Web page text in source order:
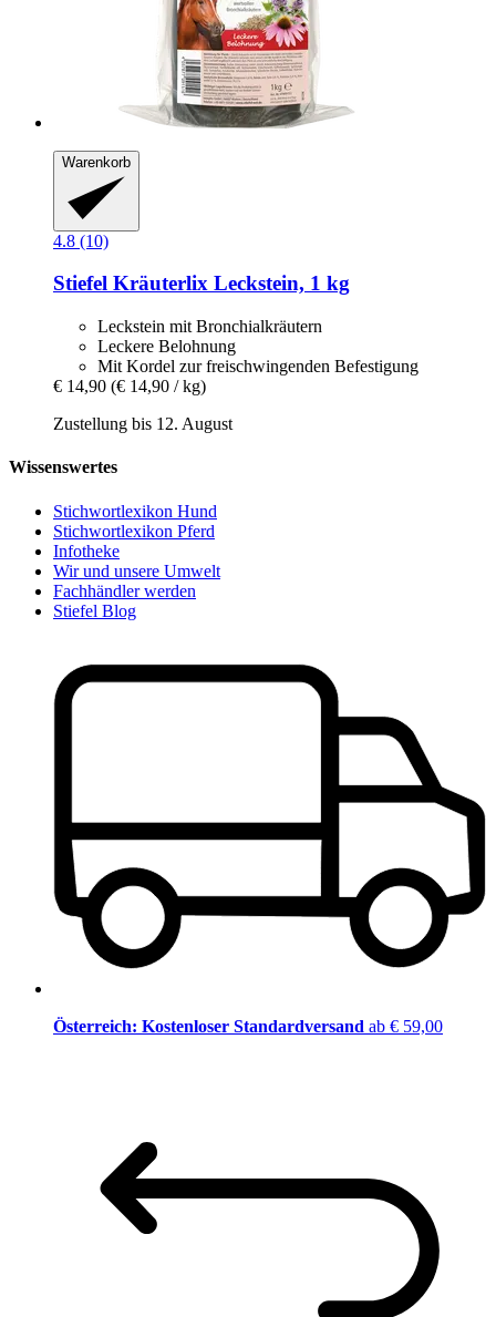
Warenkorb
4.8 (10)
Stiefel Kräuterlix Leckstein, 1 kg
Leckstein mit Bronchialkräutern
Leckere Belohnung
Mit Kordel zur freischwingenden Befestigung
€ 14,90 (€ 14,90 / kg)
Zustellung bis 12. August
Wissenswertes
Stichwortlexikon Hund
Stichwortlexikon Pferd
Infotheke
Wir und unsere Umwelt
Fachhändler werden
Stiefel Blog
Österreich: Kostenloser Standardversand ab € 59,00